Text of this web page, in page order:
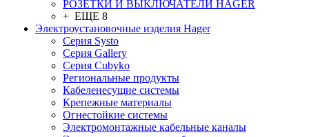
РОЗЕТКИ И ВЫКЛЮЧАТЕЛИ HAGER
+ ЕЩЕ 8
Электроустановочные изделия Hager
Серия Systo
Серия Gallery
Серия Cubyko
Региональные продукты
Кабеленесущие системы
Крепежные материалы
Огнестойкие системы
Электромонтажные кабельные каналы